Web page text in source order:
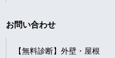
お問い合わせ
【無料診断】外壁・屋根